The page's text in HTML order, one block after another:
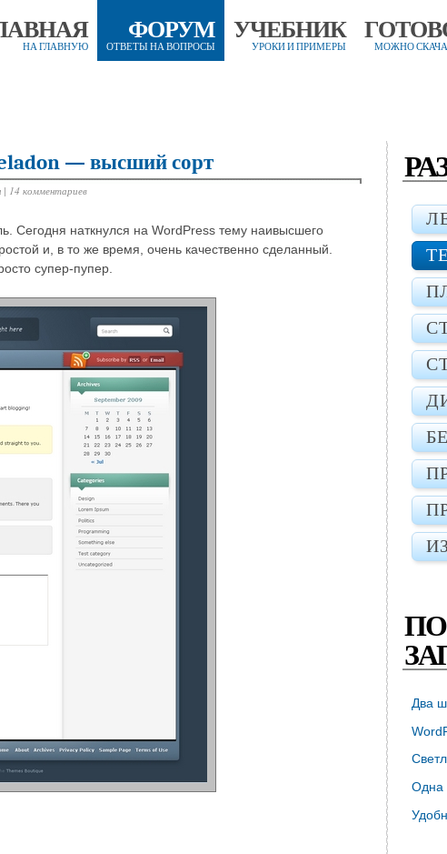
НА ГЛАВНУЮ
ФОРУМ
ОТВЕТЫ НА ВОПРОСЫ
УЧЕБНИК
УРОКИ И ПРИМЕРЫ МОЖНО
— высший сорт
| 14 комментариев
Сегодня наткнулся на WordPress тему наивысшего
и, в то же время, очень качественно сделанный.
супер-пупер.
Два
Одна